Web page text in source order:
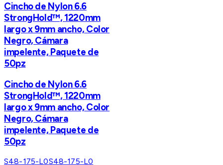
Cincho de Nylon 6.6
StrongHold™, 1220mm
largo x 9mm ancho, Color
Negro, Cámara
impelente, Paquete de
50pz
Cincho de Nylon 6.6
StrongHold™, 1220mm
largo x 9mm ancho, Color
Negro, Cámara
impelente, Paquete de
50pz
S48-175-L0S48-175-L0